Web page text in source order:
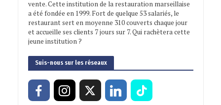
vente. Cette institution de la restauration marseillaise
a été fondée en 1999. Fort de quelque 53 salariés, le
restaurant sert en moyenne 310 couverts chaque jour
et accueille ses clients 7 jours sur 7. Qui rachètera cette
jeune institution ?
Suis-nous sur les réseaux